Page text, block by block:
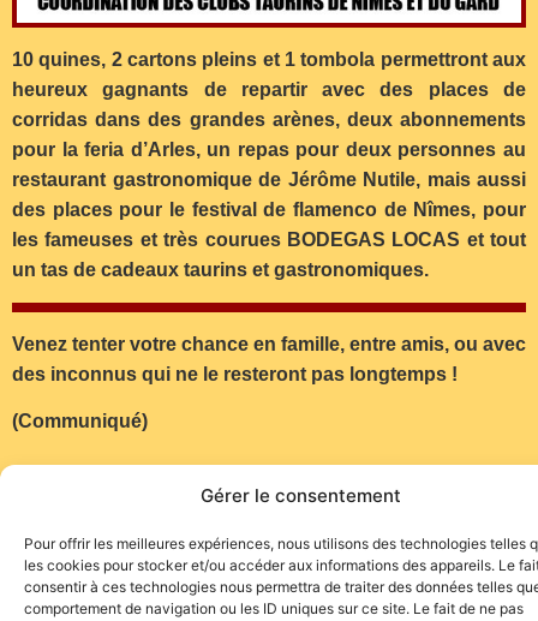
Gérer le consentement
Pour offrir les meilleures expériences, nous utilisons des technologies telles
les cookies pour stocker et/ou accéder aux informations des appareils. Le
consentir à ces technologies nous permettra de traiter des données telles
comportement de navigation ou les ID uniques sur ce site. Le fait de ne pas
10 quines, 2 cartons pleins et 1 tombola permettront aux
heureux gagnants de repartir avec des places de
corridas dans des grandes arènes, deux abonnements
pour la feria d’Arles, un repas pour deux personnes au
restaurant gastronomique de Jérôme Nutile, mais aussi
des places pour le festival de flamenco de Nîmes, pour
les fameuses et très courues BODEGAS LOCAS et tout
un tas de cadeaux taurins et gastronomiques.
Venez tenter votre chance en famille, entre amis, ou avec
des inconnus qui ne le resteront pas longtemps !
(Communiqué)
Site de l'association TOROFIESTA